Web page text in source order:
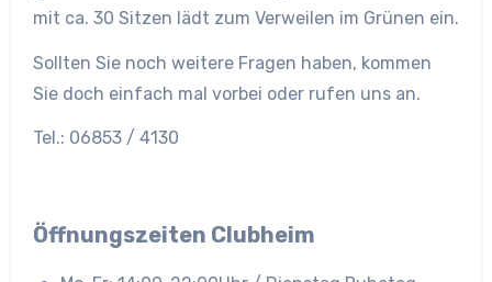
mit ca. 30 Sitzen lädt zum Verweilen im Grünen ein.
Sollten Sie noch weitere Fragen haben, kommen
Sie doch einfach mal vorbei oder rufen uns an.
Tel.: 06853 / 4130
Öffnungszeiten Clubheim